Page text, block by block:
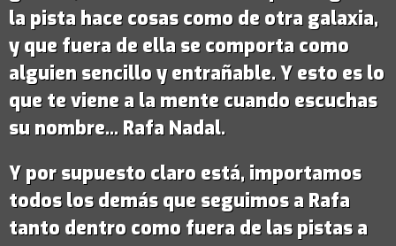
la pista hace cosas como de otra galaxia,
y que fuera de ella se comporta como
alguien sencillo y entrañable. Y esto es lo
que te viene a la mente cuando escuchas
su nombre... Rafa Nadal.
Y por supuesto claro está, importamos
todos los demás que seguimos a Rafa
tanto dentro como fuera de las pistas a